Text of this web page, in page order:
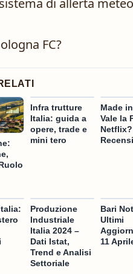
FC?
Infra trutture
Italia: guida a
opere, trade e
mini tero
Made
Vale la
Netflix?
Produzione
Industriale
Italia 2024 –
Dati Istat,
Trend e Analisi
Settoriale
Bari
Ultimi
11